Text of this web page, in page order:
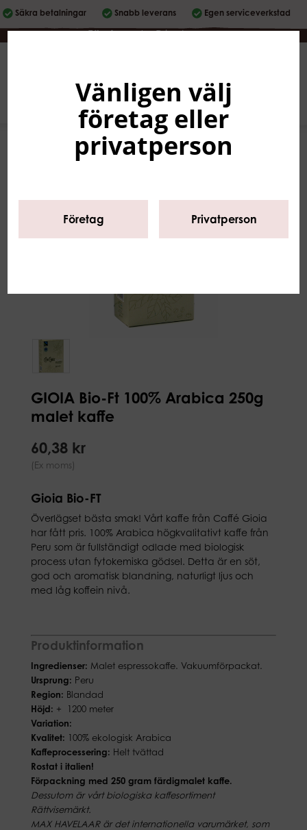
Säkra betalningar Snabb leverans Egen serviceverkstad
Företag | Privatperson
0
GIOIA Bio-Ft 100% Arabica 250g
malet kaffe
60,38 kr
(Ex moms)
Gioia Bio-FT
Överlägset bästa smak! Vårt kaffe från Caffé Gioia
har fått pris. 100% Arabica högkvalitativt kaffe från
Peru som är fullständigt odlade med biologisk
process utan fytokemiska gödsel. Detta är en söt,
god och aromatisk blandning, naturligt ljus och
med låg koffein nivå.
Produktinformation
Ingredienser: Malet espressokaffe. Vakuumförpackat.
Ursprung: Peru
Region: Blandad
Höjd: + 1200 meter
Variation:
Kvalitet: 100% ekologisk Arabica
Kaffeprocessering: Helt tvättad
Rostat i italien!
Förpackning med 250 gram färdigmalet kaffe.
Dessutom är vårt biologiska kaffesortiment
Rättvisemärkt.
MAX HAVELAAR är det internationella varumärket, som
Vänligen välj
företag eller
privatperson
Företag Privatperson